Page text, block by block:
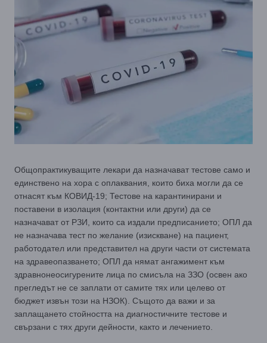
Общопрактикуващите лекари да назначават тестове само и
единствено на хора с оплаквания, които биха могли да се
отнасят към КОВИД-19; Тестове на карантинирани и
поставени в изолация (контактни или други) да се
назначават от РЗИ, които са издали предписанието; ОПЛ да
не назначава тест по желание (изискване) на пациент,
работодател или представител на други части от системата
на здравеопазването; ОПЛ да нямат ангажимент към
здравнонеосигурените лица по смисъла на ЗЗО (освен ако
прегледът не се заплати от самите тях или целево от
бюджет извън този на НЗОК). Същото да важи и за
заплащането стойността на диагностичните тестове и
свързани с тях други дейности, както и лечението.